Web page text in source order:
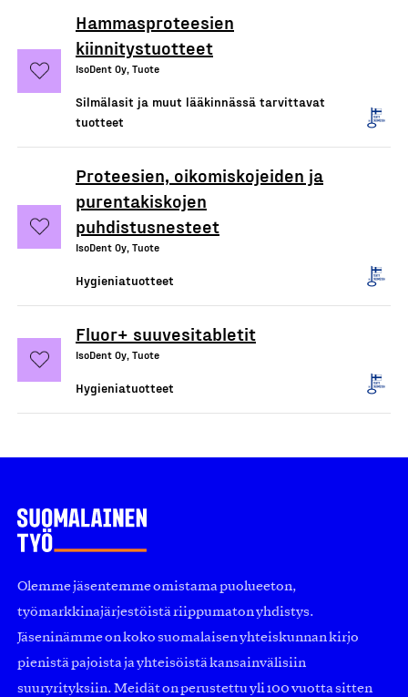
Hammasproteesien
kiinnitystuotteet
IsoDent Oy, Tuote
Silmälasit ja muut lääkinnässä tarvittavat
tuotteet
Proteesien, oikomiskojeiden ja
purentakiskojen
puhdistusnesteet
IsoDent Oy, Tuote
Hygieniatuotteet
Fluor+ suuvesitabletit
IsoDent Oy, Tuote
Hygieniatuotteet
Olemme jäsentemme omistama puolueeton,
työmarkkinajärjestöistä riippumaton yhdistys.
Jäseninämme on koko suomalaisen yhteiskunnan kirjo
pienistä pajoista ja yhteisöistä kansainvälisiin
suuryrityksiin. Meidät on perustettu yli 100 vuotta sitten